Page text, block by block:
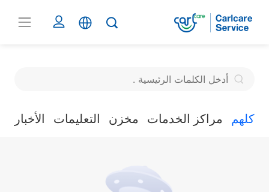
كلهم مراكز الخدمات مخزن التعليمات الأخبار